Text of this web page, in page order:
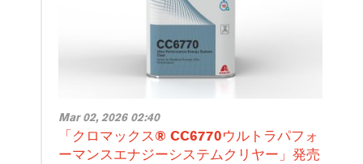
Mar 02, 2026 02:40
「クロマックス® CC6770ウルトラパフォ
ーマンスエナジーシステムクリヤー」発売